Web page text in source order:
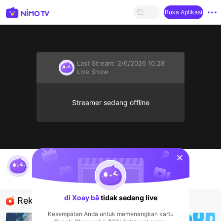
Buka Aplikasi
Last Stream: 2/6/2026 10.28
Live Show
Streamer sedang offline
di Xoay bã's Live Channel
di Xoay bã
Live Show
Rekomendasi
sentinelStart
di Xoay bãtidak sedang live
Kesempatan Anda untuk memenangkan kartu